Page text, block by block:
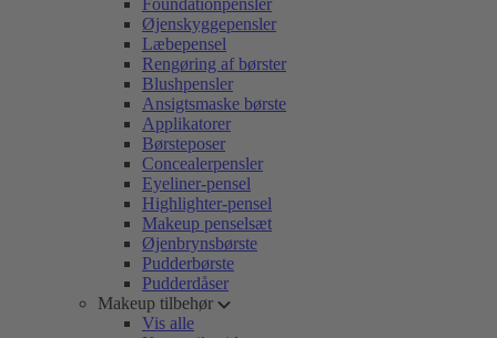
Foundationpensler
Øjenskyggepensler
Læbepensel
Rengøring af børster
Blushpensler
Ansigtsmaske børste
Applikatorer
Børsteposer
Concealerpensler
Eyeliner-pensel
Highlighter-pensel
Makeup penselsæt
Øjenbrynsbørste
Pudderbørste
Pudderdåser
Makeup tilbehør
Vis alle